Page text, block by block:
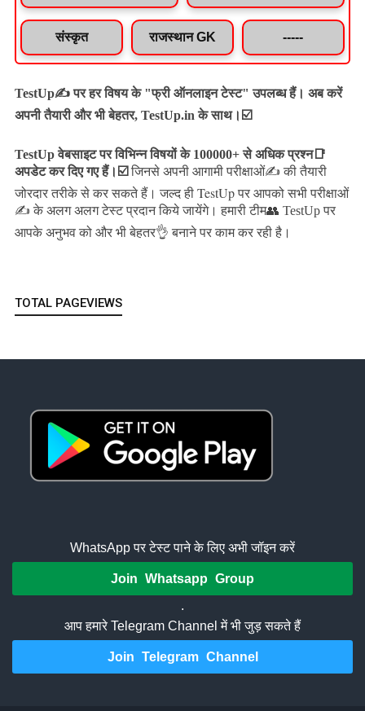
संस्कृत राजस्थान GK -----
TestUp✍️ पर हर विषय के "फ्री ऑनलाइन टेस्ट" उपलब्ध हैं। अब करें
अपनी तैयारी और भी बेहतर, TestUp.in के साथ।☑️
TestUp वेबसाइट पर विभिन्न विषयों के 100000+ से अधिक प्रश्न📑
अपडेट कर दिए गए हैं। ☑️ जिनसे अपनी आगामी परीक्षाओं✍️ की तैयारी
जोरदार तरीके से कर सकते हैं।जल्द ही TestUp पर आपको सभी परीक्षाओं
✍️ के अलग अलग टेस्ट प्रदान किये जायेंगे। हमारी टीम👥 TestUp पर
आपके अनुभव को और भी बेहतर👌 बनाने पर काम कर रही है।
TOTAL PAGEVIEWS
WhatsApp पर टेस्ट पाने के लिए अभी जॉइन करें
Join Whatsapp Group
.
आप हमारे Telegram Channel में भी जुड़ सकते हैं
Join Telegram Channel